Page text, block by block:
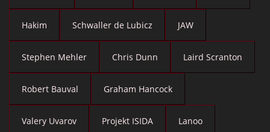
Hakim Schwaller de Lubicz JAW
Stephen Mehler Chris Dunn Laird Scranton
Robert Bauval Graham Hancock
Valery Uvarov Projekt ISIDA Lanoo